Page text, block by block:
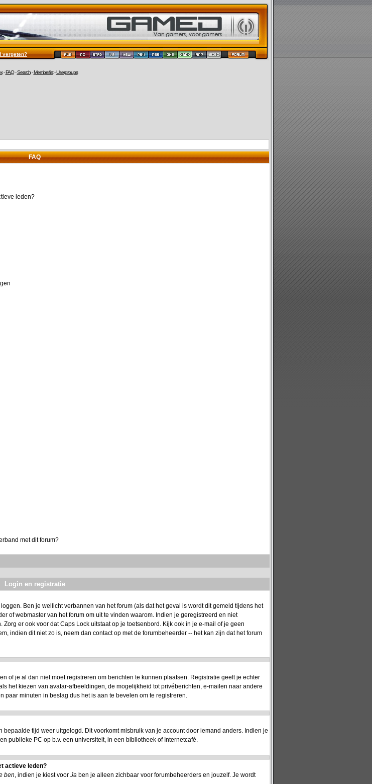
vergeten?
-FAQ-Search-Memberlist-Usergroups
FAQ
leden?
met dit forum?
Login en registratie
Ben je wellicht verbannen van het forum (als dat het geval is wordt dit gemeld tijdens het
of webmaster van het forum om uit te vinden waarom. Indien je geregistreerd en niet
er ook voor dat Caps Lock uitstaat op je toetsenbord. Kijk ook in je e-mail of je geen
indien dit niet zo is, neem dan contact op met de forumbeheerder -- het kan zijn dat het forum
of je al dan niet moet registreren om berichten te kunnen plaatsen. Registratie geeft je echter
het kiezen van avatar-afbeeldingen, de mogelijkheid tot privéberichten, e-mailen naar andere
minuten in beslag dus het is aan te bevelen om te registreren.
tijd weer uitgelogd. Dit voorkomt misbruik van je account door iemand anders. Indien je
publieke PC op b.v. een universiteit, in een bibliotheek of Internetcafé.
actieve leden?
ben, indien je kiest voor Ja ben je alleen zichbaar voor forumbeheerders en jouzelf. Je wordt